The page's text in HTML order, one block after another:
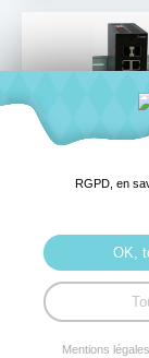
90W, 8
dont 4
En
RGPD, en
OK,
Mentions légales